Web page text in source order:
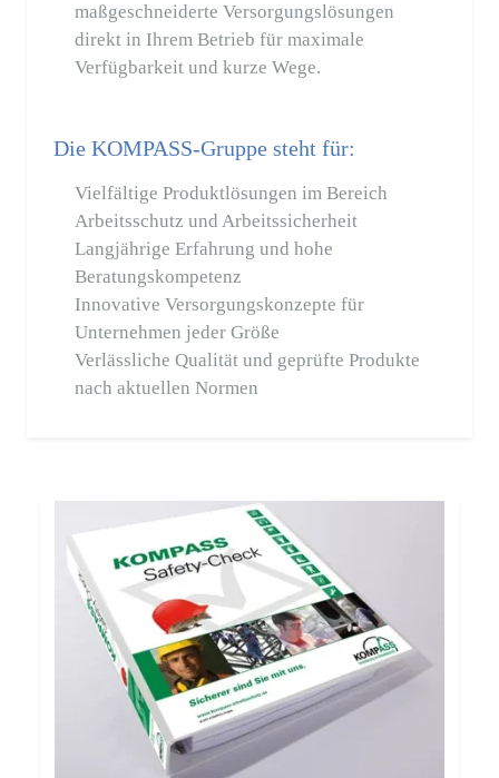
maßgeschneiderte Versorgungslösungen
direkt in Ihrem Betrieb für maximale
Verfügbarkeit und kurze Wege.
Die KOMPASS-Gruppe steht für:
Vielfältige Produktlösungen im Bereich
Arbeitsschutz und Arbeitssicherheit
Langjährige Erfahrung und hohe
Beratungskompetenz
Innovative Versorgungskonzepte für
Unternehmen jeder Größe
Verlässliche Qualität und geprüfte Produkte
nach aktuellen Normen